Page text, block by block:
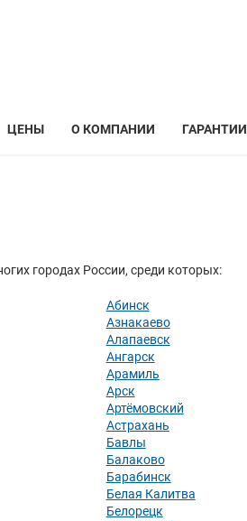
ЦЕНЫ О КОМПАНИИ ГАРАНТИИ
городах России, среди которых:
Абинск
Азнакаево
Алапаевск
Ангарск
Арамиль
Арск
Артёмовский
Астрахань
Бавлы
Балаково
Барабинск
Белая Калитва
Белорецк